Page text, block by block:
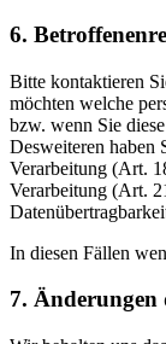
6.
Bitte kontaktieren
möchten welche
bzw. wenn Sie
Desweiteren haben
Verarbeitung (Art.
Verarbeitung (Art.
In diesen Fällen
7. Änderungen